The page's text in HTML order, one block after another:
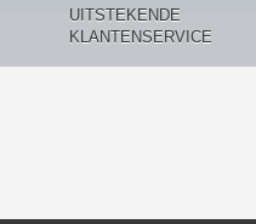
UITSTEKENDE
KLANTENSERVICE